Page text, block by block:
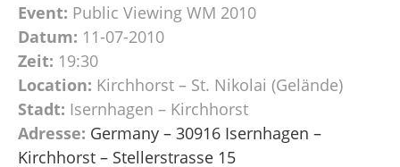
Event: Public Viewing WM 2010
Datum: 11-07-2010
Zeit: 19:30
Location: Kirchhorst – St. Nikolai (Gelände)
Stadt: Isernhagen – Kirchhorst
Adresse: Germany – 30916 Isernhagen –
Kirchhorst – Stellerstrasse 15